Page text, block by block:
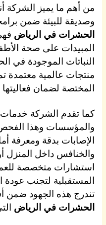
من أهم ما يميز الشركة
وصديقة للبيئة ضمن
الحشرات في الرياض
المبيدات على صحة
النباتات الموجودة في
منتجات عالمية معتمدة
المختصة لضمان فعاليتها
كما تقدم الشركة
والمؤسسات وهذا
الإصابات بدقة ومعرفة
والخنافس داخل المنزل
استشارات متخصصة
المستقبلية لتجنب عودة
تندرج هذه الجهود ضمن
الحشرات في الرياض